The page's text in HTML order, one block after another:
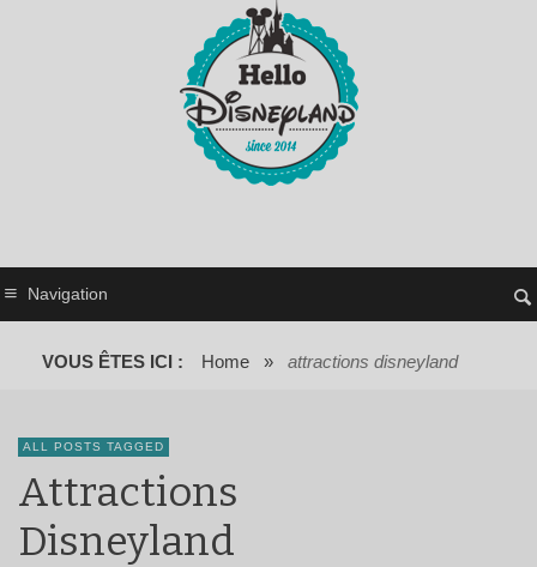
Navigation
VOUS ÊTES ICI : Home » attractions disneyland
ALL POSTS TAGGED
Attractions
Disneyland